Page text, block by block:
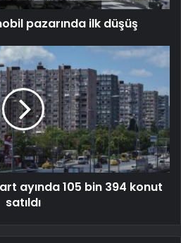
pazarında ilk düşüş
ayında 105 bin 394 konut
satıldı